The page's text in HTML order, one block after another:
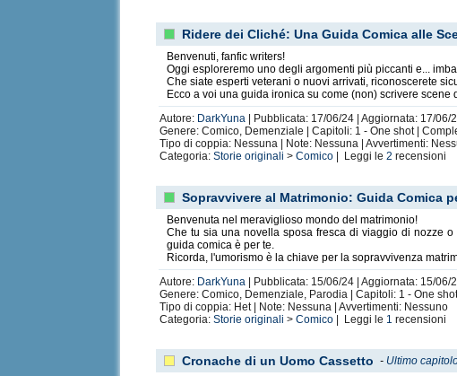
Ridere dei Cliché: Una Guida Comica alle
Benvenuti, fanfic writers!
Oggi esploreremo uno degli argomenti più piccanti e...
Che siate esperti veterani o nuovi arrivati, riconoscerete
Ecco a voi una guida ironica su come (non) scrivere scene
Autore: DarkYuna | Pubblicata: 17/06/24 | Aggiornata: 17/06/
Genere: Comico, Demenziale | Capitoli: 1 - One shot |
Tipo di coppia: Nessuna | Note: Nessuna | Avvertimenti:
Categoria:Storie originali >Comico | Leggi le2 recensioni
Sopravvivere al Matrimonio: Guida Comica
Benvenuta nel meraviglioso mondo del matrimonio!
Che tu sia una novella sposa fresca di viaggio di nozze
guida comica è per te.
Ricorda, l'umorismo è la chiave per la sopravvivenza
Autore: DarkYuna | Pubblicata: 15/06/24 | Aggiornata: 15/06/
Genere: Comico, Demenziale, Parodia | Capitoli: 1 - One
Tipo di coppia: Het | Note: Nessuna | Avvertimenti: Nessuno
Categoria:Storie originali >Comico | Leggi le 1 recensioni
Cronache di un Uomo Cassetto - Ultimo